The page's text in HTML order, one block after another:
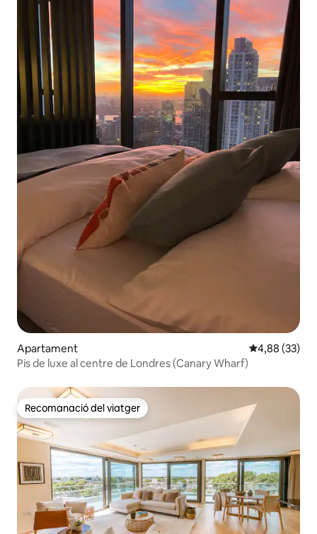
Apartament 4,88 de
4,88 (33)
Pis de luxe al centre de Londres (Canary Wharf)
Recomanació del viatger
Recomanació del viatger